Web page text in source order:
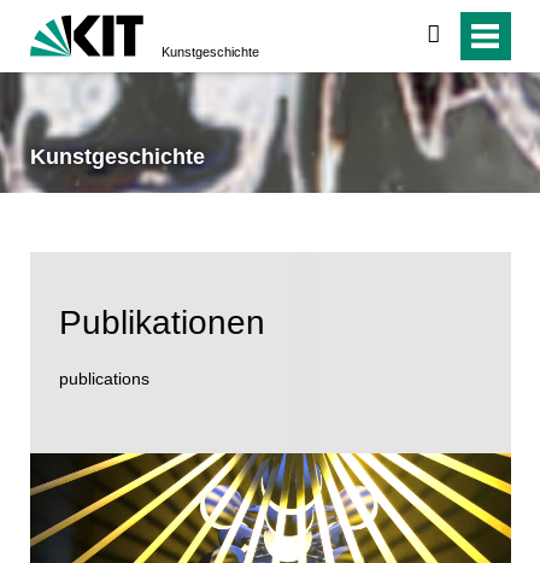
Kunstgeschichte
suchen
Kunstgeschichte
Publikationen
publications